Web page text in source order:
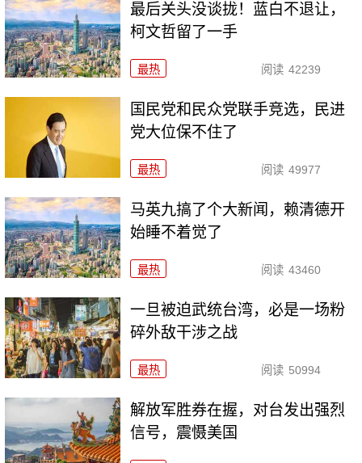
最后关头没谈拢！蓝白不退让，
柯文哲留了一手
最热 阅读 42239
国民党和民众党联手竞选，民进
党大位保不住了
最热 阅读 49977
马英九搞了个大新闻，赖清德开
始睡不着觉了
最热 阅读 43460
一旦被迫武统台湾，必是一场粉
碎外敌干涉之战
最热 阅读 50994
解放军胜券在握，对台发出强烈
信号，震慑美国